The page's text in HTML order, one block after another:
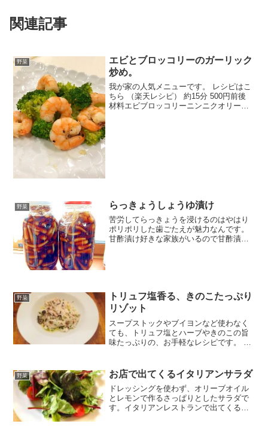
関連記事
野菜
エビとブロッコリーのガーリック
炒め。
我が家の人気メニューです。 レシピはこ
ちら （楽天レシピ） 約15分 500円前後
材料エビブロッコリーニンニクオリーブ
野菜 らっきょうしょうゆ漬け
苦労してらっきょうを浸けるのはやはり
ポリポリした歯ごたえが魅力なんです。
甘酢漬け好きな家族がいるので甘酢漬け
野菜
トリュフ塩香る、きのこたっぷり
リゾット
スープストックやブイヨンなど使わなく
ても、トリュフ塩とハーブやきのこの旨
味たっぷりの、お手軽なレシピです。 レ
ンギイタリアンパセリトリュフ塩(あれば)
パルミ...
野菜 お店で出てくるイタリアンサラダ
ドレッシングを使わず、オリーブオイル
とレモンで作るさっぱりとしたサラダで
す。イタリアンレストランで出てくる味